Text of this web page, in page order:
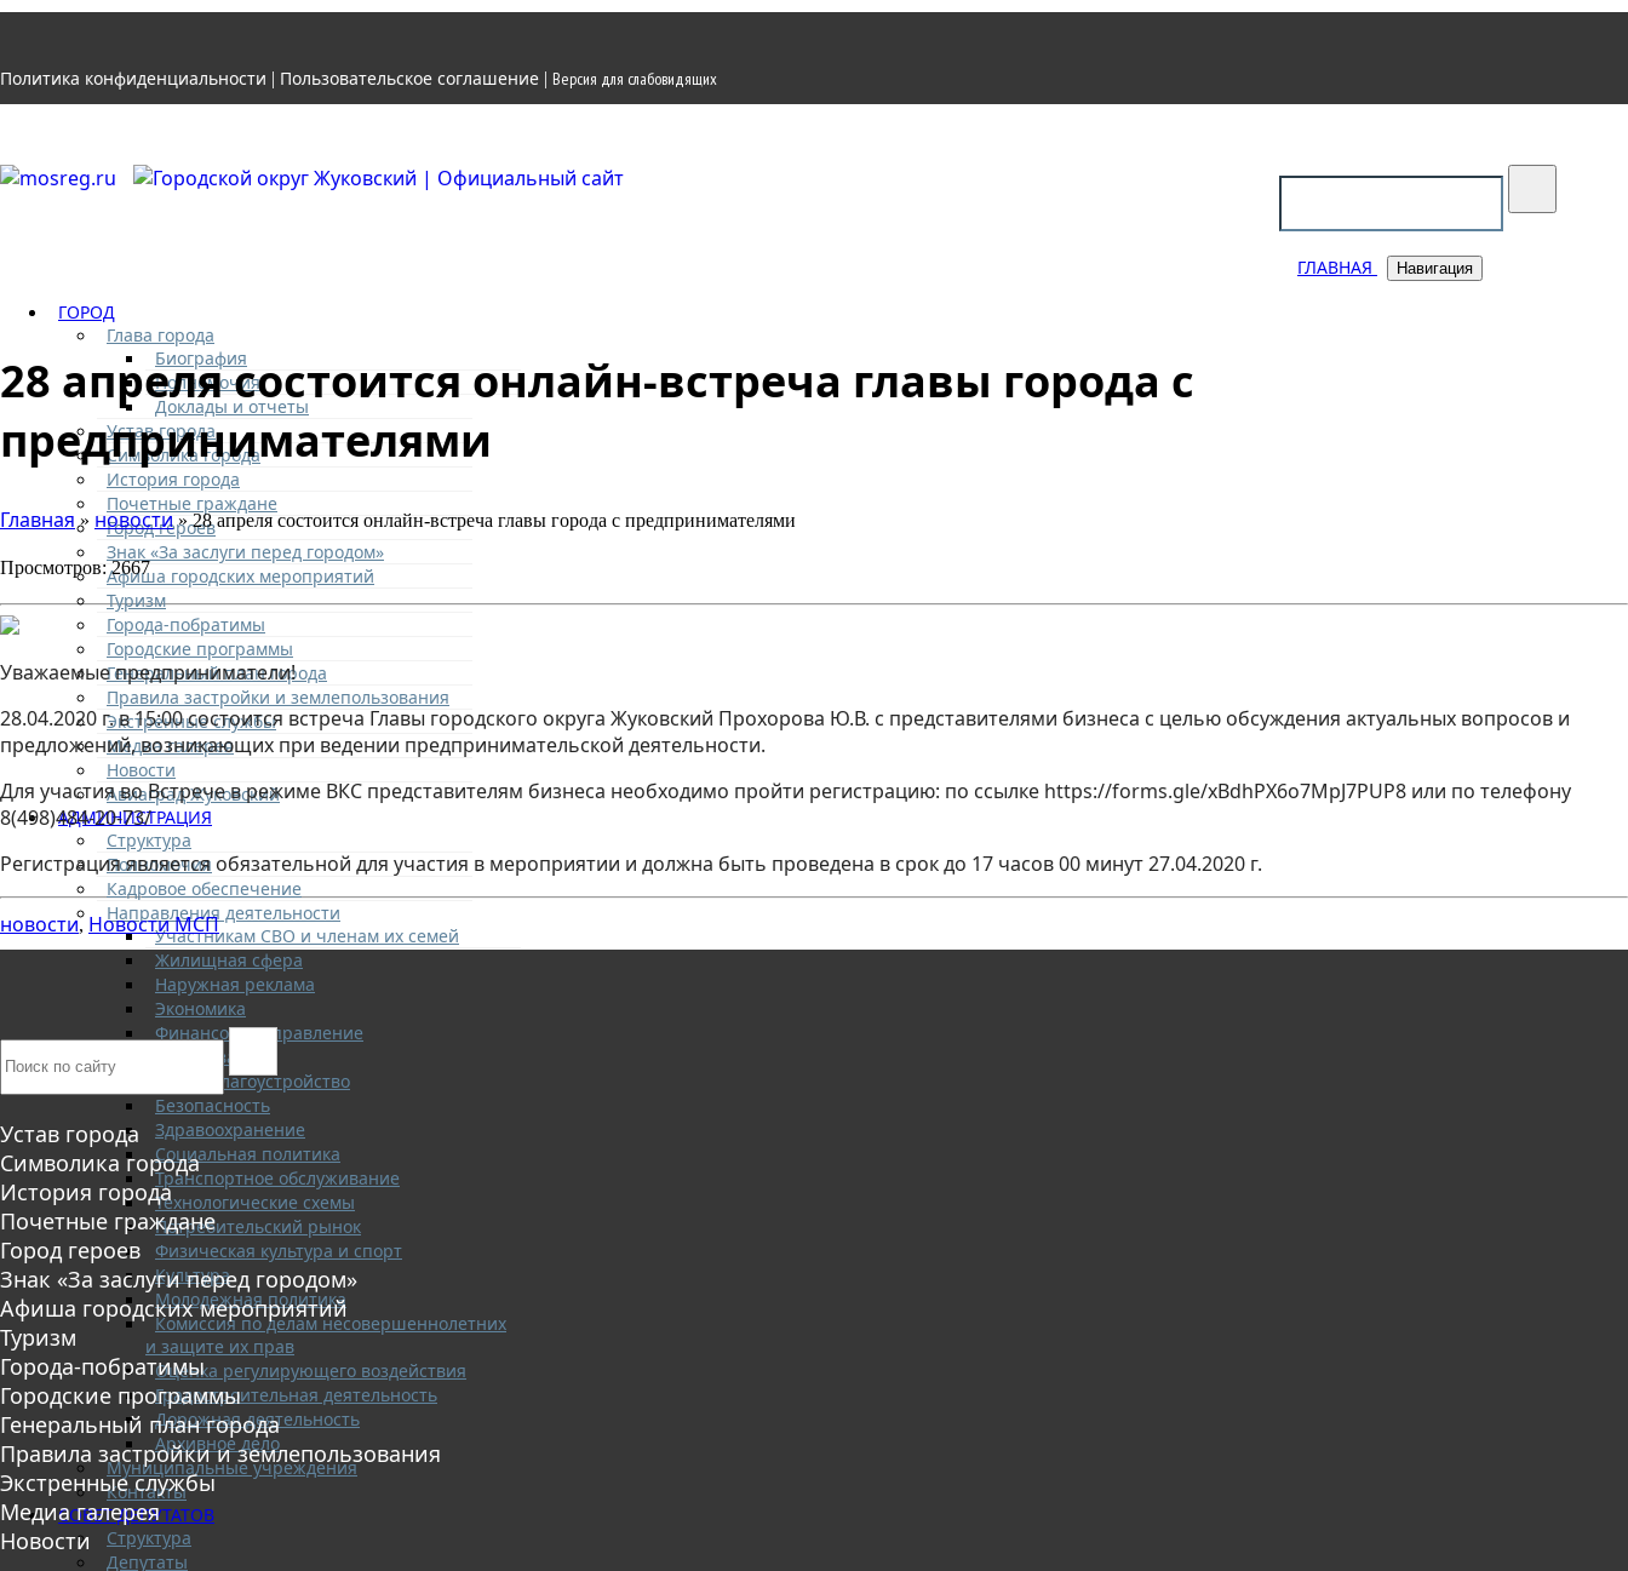
Политика конфиденциальности | Пользовательское соглашение | Версия для слабовидящих
ГЛАВНАЯ Навигация
ГОРОД
Глава города
Биография
Полномочия
Доклады и отчеты
Устав города
Символика города
История города
Почетные граждане
Город героев
Знак «За заслуги перед городом»
Афиша городских мероприятий
Туризм
Города-побратимы
Городские программы
Генеральный план города
Правила застройки и землепользования
Экстренные службы
Медиа галерея
Новости
Авиаград Жуковский
АДМИНИСТРАЦИЯ
Структура
Полномочия
Кадровое обеспечение
Направления деятельности
Участникам СВО и членам их семей
Жилищная сфера
Наружная реклама
Экономика
Финансовое управление
Образование
ЖКХ и благоустройство
Безопасность
Здравоохранение
Социальная политика
Транспортное обслуживание
Технологические схемы
Потребительский рынок
Физическая культура и спорт
Культура
Молодежная политика
Комиссия по делам несовершеннолетних
и защите их прав
Оценка регулирующего воздействия
Градостроительная деятельность
Дорожная деятельность
Архивное дело
Муниципальные учреждения
Контакты
СОВЕТ ДЕПУТАТОВ
Структура
Депутаты
28 апреля состоится онлайн-встреча главы города с
предпринимателями
Главная » новости» 28 апреля состоится онлайн-встреча главы города с предпринимателями
Просмотров: 2667
Уважаемые предприниматели!
28.04.2020 г. в 15:00 состоится встреча Главы городского округа Жуковский Прохорова Ю.В. с представителями бизнеса с целью обсуждения актуальных вопросов и
предложений, возникающих при ведении предпринимательской деятельности.
Для участия во Встрече в режиме ВКС представителям бизнеса необходимо пройти регистрацию: по ссылке https://forms.gle/xBdhPX6o7MpJ7PUP8 или по телефону
8(498)484-20-73/
Регистрация является обязательной для участия в мероприятии и должна быть проведена в срок до 17 часов 00 минут 27.04.2020 г.
новости, Новости МСП
Устав города
Символика города
История города
Почетные граждане
Город героев
Знак «За заслуги перед городом»
Афиша городских мероприятий
Туризм
Города-побратимы
Городские программы
Генеральный план города
Правила застройки и землепользования
Экстренные службы
Медиа галерея
Новости